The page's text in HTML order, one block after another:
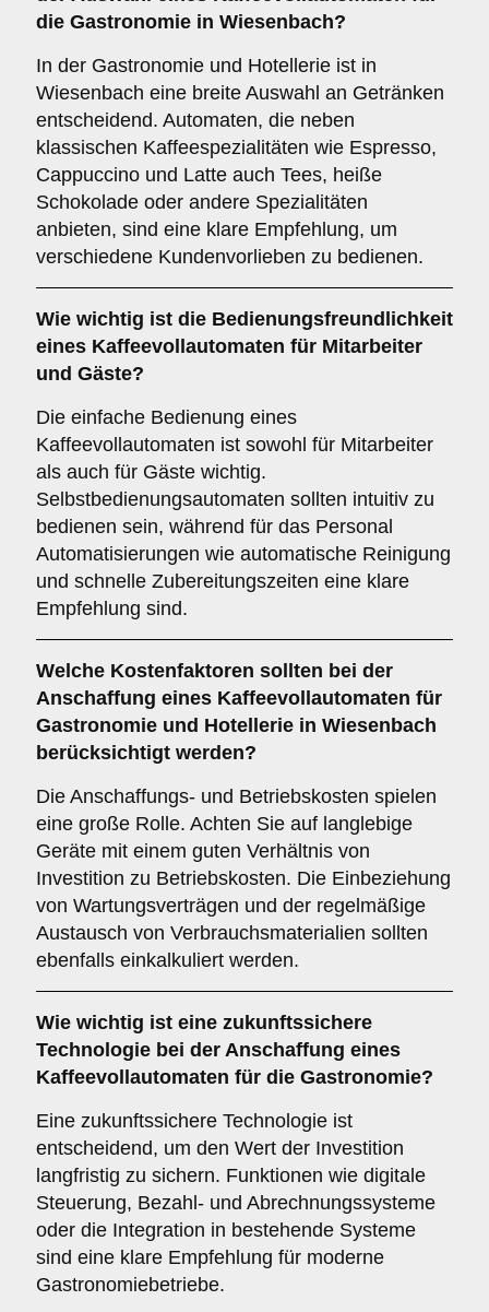
die Gastronomie in Wiesenbach?
In der Gastronomie und Hotellerie ist in
Wiesenbach eine breite Auswahl an Getränken
entscheidend. Automaten, die neben
klassischen Kaffeespezialitäten wie Espresso,
Cappuccino und Latte auch Tees, heiße
Schokolade oder andere Spezialitäten
anbieten, sind eine klare Empfehlung, um
verschiedene Kundenvorlieben zu bedienen.
Wie wichtig ist die Bedienungsfreundlichkeit
eines Kaffeevollautomaten für Mitarbeiter
und Gäste?
Die einfache Bedienung eines
Kaffeevollautomaten ist sowohl für Mitarbeiter
als auch für Gäste wichtig.
Selbstbedienungsautomaten sollten intuitiv zu
bedienen sein, während für das Personal
Automatisierungen wie automatische Reinigung
und schnelle Zubereitungszeiten eine klare
Empfehlung sind.
Welche Kostenfaktoren sollten bei der
Anschaffung eines Kaffeevollautomaten für
Gastronomie und Hotellerie in Wiesenbach
berücksichtigt werden?
Die Anschaffungs- und Betriebskosten spielen
eine große Rolle. Achten Sie auf langlebige
Geräte mit einem guten Verhältnis von
Investition zu Betriebskosten. Die Einbeziehung
von Wartungsverträgen und der regelmäßige
Austausch von Verbrauchsmaterialien sollten
ebenfalls einkalkuliert werden.
Wie wichtig ist eine zukunftssichere
Technologie bei der Anschaffung eines
Kaffeevollautomaten für die Gastronomie?
Eine zukunftssichere Technologie ist
entscheidend, um den Wert der Investition
langfristig zu sichern. Funktionen wie digitale
Steuerung, Bezahl- und Abrechnungssysteme
oder die Integration in bestehende Systeme
sind eine klare Empfehlung für moderne
Gastronomiebetriebe.